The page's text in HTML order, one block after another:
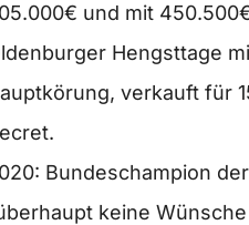
und mit
Hengsttage
verkauft für
Bundeschampion
keine